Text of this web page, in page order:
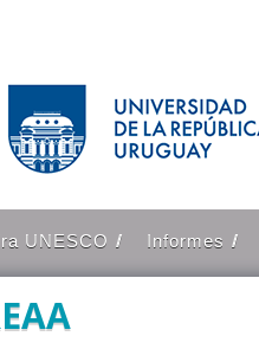
UNESCO Informes